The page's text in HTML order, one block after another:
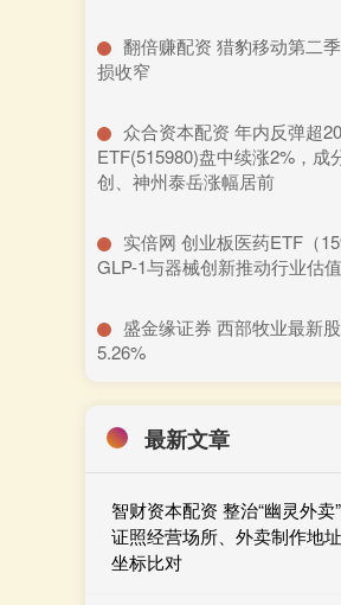
翻倍赚配资 猎豹移动第二
损收窄
众合资本配资 年内反弹超
ETF(515980)盘中续涨2%，成
创、神州泰岳涨幅居前
实倍网 创业板医药ETF（
GLP-1与器械创新推动行业估
盛金缘证券 西部牧业最新
5.26%
最新文章
智财资本配资 整治“幽灵外卖
证照经营场所、外卖制作地
坐标比对